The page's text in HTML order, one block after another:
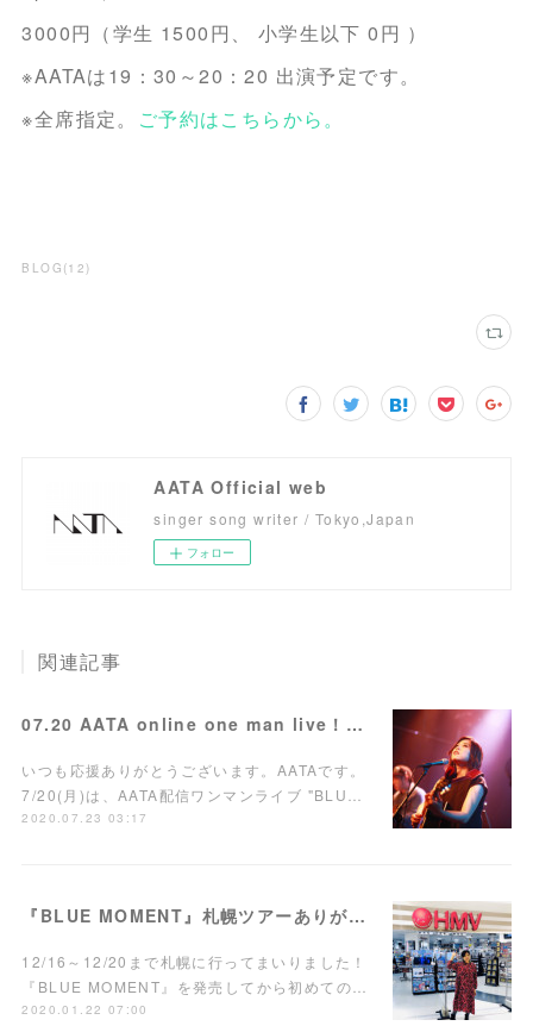
3000円（学生 1500円、 小学生以下 0円 ）
※AATAは19：30～20：20 出演予定です。
※全席指定。 ご予約はこちらから。
BLOG (12)
AATA Official web
singer song writer / Tokyo,Japan
フォロー
関連記事
07.20 AATA online one man live！ありがとうございました！
いつも応援ありがとうございます。AATAです。
7/20(月)は、AATA配信ワンマンライブ "BLU…
2020.07.23 03:17
『BLUE MOMENT』札幌ツアーありがとうございました！
12/16～12/20まで札幌に行ってまいりました！
『BLUE MOMENT』を発売してから初めての…
2020.01.22 07:00